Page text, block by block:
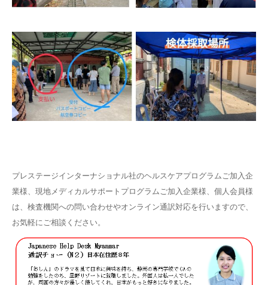
プレステージインターナショナル社のヘルスケアプログラムご加入企
業様、現地メディカルサポートプログラムご加入企業様、個人会員様
は、検査機関への問い合わせやオンライン通訳対応を行いますので、
お気軽にご相談ください。